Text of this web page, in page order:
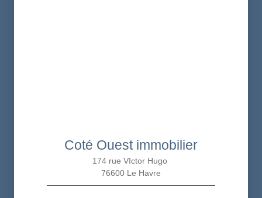
Coté Ouest immobilier
174 rue VIctor Hugo
76600 Le Havre